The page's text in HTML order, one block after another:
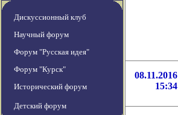
Дискуссионный клуб
Научный форум
Форум "Русская идея"
Форум "Курск"
Исторический форум
Детский форум
08.11.2016
15:34